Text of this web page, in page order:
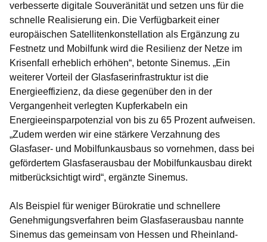
verbesserte digitale Souveränität und setzen uns für die
schnelle Realisierung ein. Die Verfügbarkeit einer
europäischen Satellitenkonstellation als Ergänzung zu
Festnetz und Mobilfunk wird die Resilienz der Netze im
Krisenfall erheblich erhöhen“, betonte Sinemus. „Ein
weiterer Vorteil der Glasfaserinfrastruktur ist die
Energieeffizienz, da diese gegenüber den in der
Vergangenheit verlegten Kupferkabeln ein
Energieeinsparpotenzial von bis zu 65 Prozent aufweisen.
„Zudem werden wir eine stärkere Verzahnung des
Glasfaser- und Mobilfunkausbaus so vornehmen, dass bei
gefördertem Glasfaserausbau der Mobilfunkausbau direkt
mitberücksichtigt wird“, ergänzte Sinemus.
Als Beispiel für weniger Bürokratie und schnellere
Genehmigungsverfahren beim Glasfaserausbau nannte
Sinemus das gemeinsam von Hessen und Rheinland-